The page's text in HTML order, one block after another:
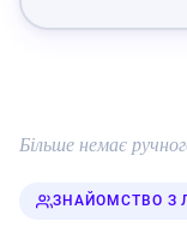
Більше немає
ЗНАЙОМСТВО З